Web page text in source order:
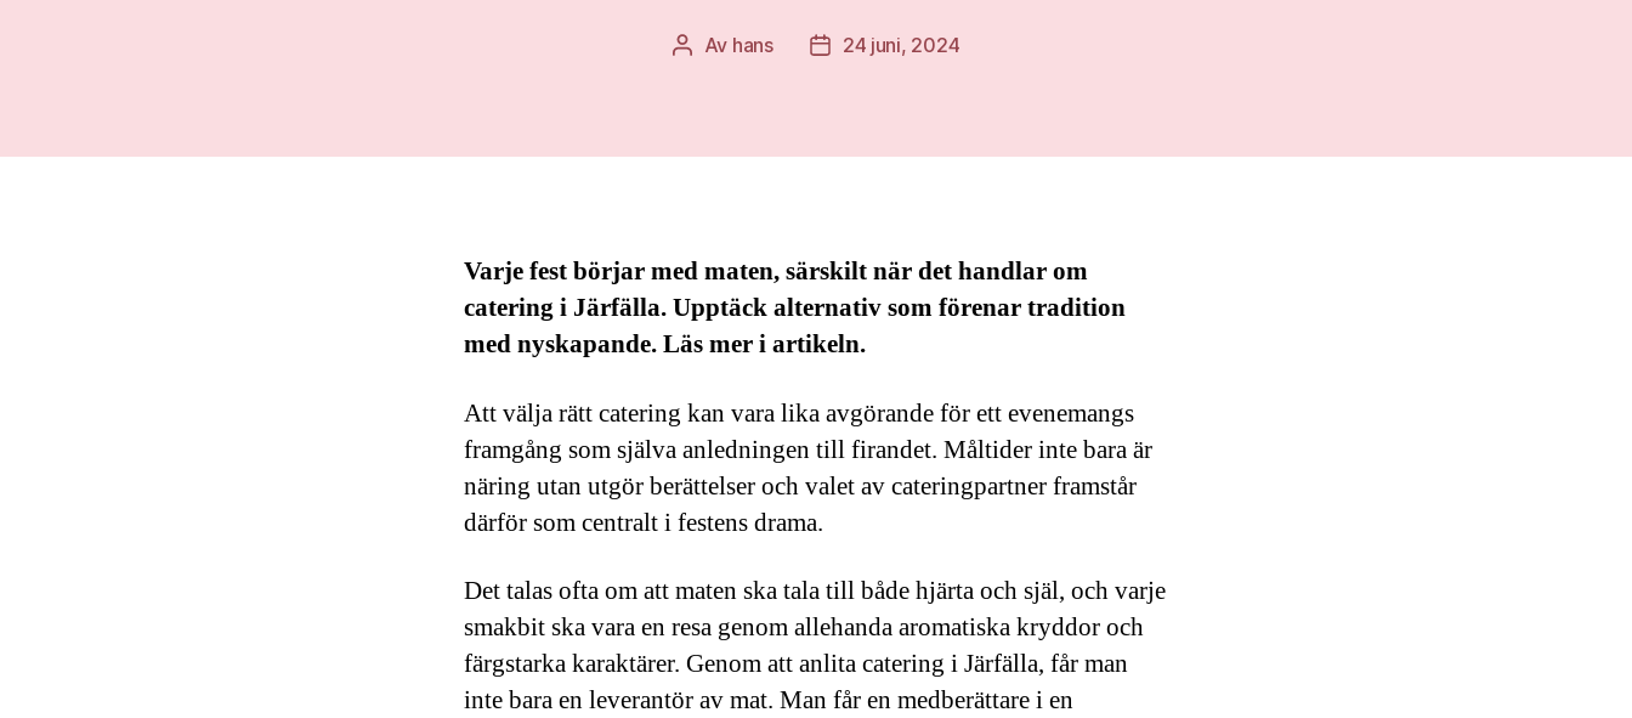
Inläggsförfattare
Av hans Inläggsdatum
24 juni, 2024
Varje fest börjar med maten, särskilt när det handlar om
catering i Järfälla. Upptäck alternativ som förenar tradition
med nyskapande. Läs mer i artikeln.
Att välja rätt catering kan vara lika avgörande för ett evenemangs
framgång som själva anledningen till firandet. Måltider inte bara är
näring utan utgör berättelser och valet av cateringpartner framstår
därför som centralt i festens drama.
Det talas ofta om att maten ska tala till både hjärta och själ, och varje
smakbit ska vara en resa genom allehanda aromatiska kryddor och
färgstarka karaktärer. Genom att anlita catering i Järfälla, får man
inte bara en leverantör av mat. Man får en medberättare i en